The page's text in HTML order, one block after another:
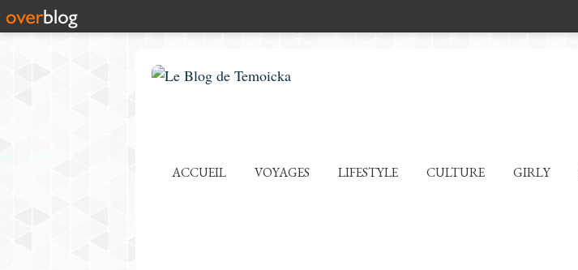
ACCUEIL VOYAGES LIFESTYLE CULTURE GIRLY